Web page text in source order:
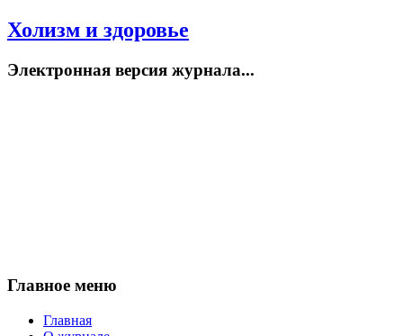
Холизм и здоровье
Электронная версия журнала...
Главное меню
Главная